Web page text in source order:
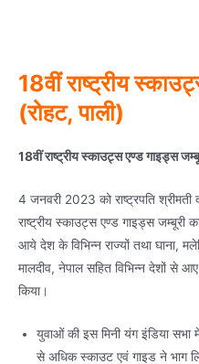
18वीं राष्ट्रीय
(रोहट, पाली)
18वीं राष्ट्रीय स्काउट्स एण्ड गाइड्स
4 जनवरी 2023 को राष्ट्रपति श्रीमती
राष्ट्रीय स्काउट्स एण्ड गाइड्स जम्बूरी
आये देश के विभिन्न राज्यों तथा घाना,
मालदीव, नेपाल सहित विभिन्न देशों से
किया।
युवाओं की इस मिनी यंग इंडिया सभा
से अधिक स्काउट एवं गाइड ने भाग